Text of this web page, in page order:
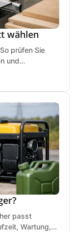
wählen
prüfen Sie
und
passt
Wartung,